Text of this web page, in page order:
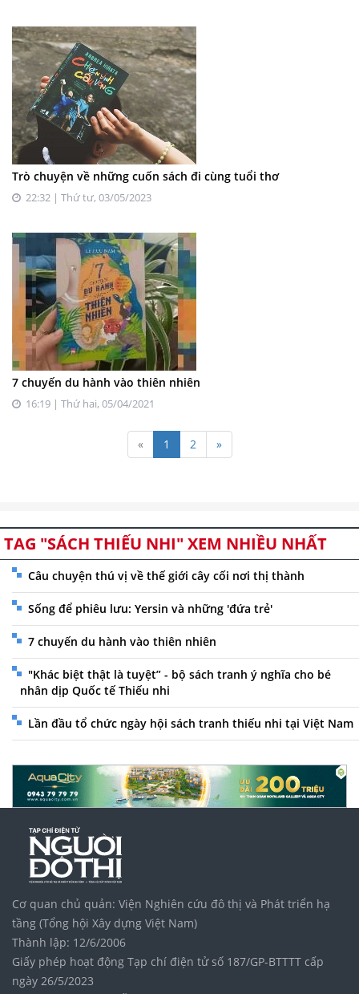
Trò chuyện về những cuốn sách đi cùng tuổi thơ
22:32 | Thứ tư, 03/05/2023
7 chuyến du hành vào thiên nhiên
16:19 | Thứ hai, 05/04/2021
« 1 2 »
TAG "SÁCH THIẾU NHI" XEM NHIỀU NHẤT
Câu chuyện thú vị về thế giới cây cối nơi thị thành
Sống để phiêu lưu: Yersin và những 'đứa trẻ'
7 chuyến du hành vào thiên nhiên
"Khác biệt thật là tuyệt” - bộ sách tranh ý nghĩa cho bé
nhân dịp Quốc tế Thiếu nhi
Lần đầu tổ chức ngày hội sách tranh thiếu nhi tại Việt Nam
Cơ quan chủ quản: Viện Nghiên cứu đô thị và Phát triển hạ
tầng (Tổng hội Xây dựng Việt Nam)
Thành lập: 12/6/2006
Giấy phép hoạt động Tạp chí điện tử số 187/GP-BTTTT cấp
ngày 26/5/2023